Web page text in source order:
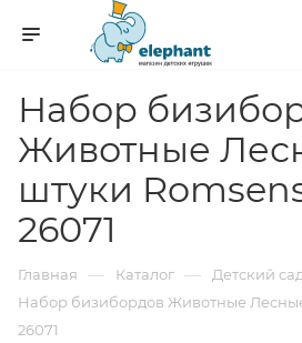
Набор
Животные
штуки
26071
Главная — Каталог — Детский сад
Набор бизибордов Животные
26071